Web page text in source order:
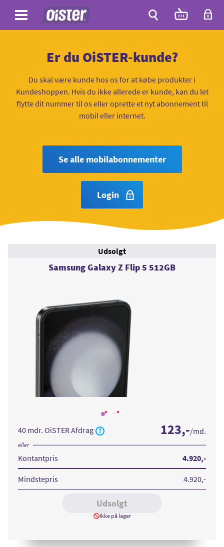
Antal
varer
i
Er du OiSTER-kunde?
Du skal være kunde hos os for at købe produkter i
Kundeshoppen. Hvis du ikke allerede er kunde, kan du let
flytte dit nummer til os eller oprette et nyt abonnement til
mobil eller internet.
Se alle mobilabonnementer
Login
Samsung Galaxy Z Flip 5 512GB
Udsolgt
Læs
om
Samsung
Galaxy
Z
Gray
Læs
Z
Light
123,-/md.
40 mdr. OiSTER Afdrag
eller
4.920,-
Kontantpris
Mindstepris 4.920,-
Udsolgt
Ikke på lager